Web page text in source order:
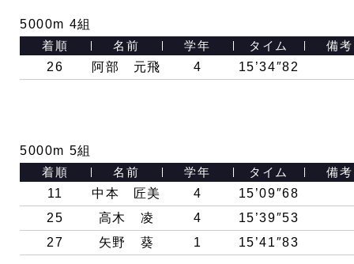
5000m 4組
着順
名前 学年 タイム
備考
26
阿部 元飛 4 15’34″82
5000m 5組
着順
名前 学年 タイム
備考
11
中本 匠美 4
15’09″68
25
高木 凌 4
15’39″53
27
矢野 葵 1 15’41″83